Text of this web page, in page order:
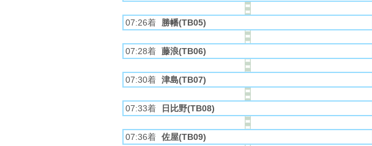
07:26着 勝幡(TB05)
07:28着 藤浪(TB06)
07:30着 津島(TB07)
07:33着 日比野(TB08)
07:36着 佐屋(TB09)